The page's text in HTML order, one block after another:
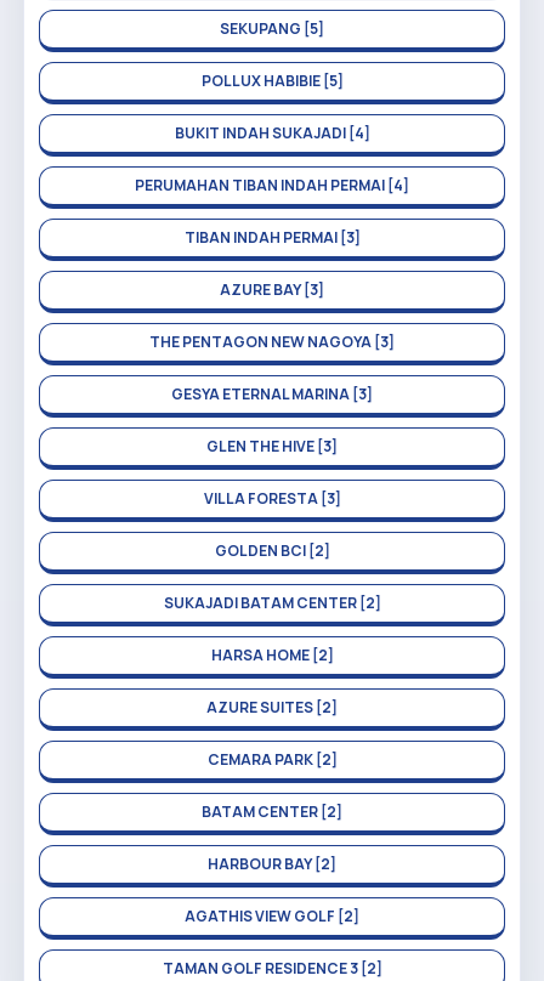
SEKUPANG [5]
POLLUX HABIBIE [5]
BUKIT INDAH SUKAJADI [4]
PERUMAHAN TIBAN INDAH PERMAI [4]
TIBAN INDAH PERMAI [3]
AZURE BAY [3]
THE PENTAGON NEW NAGOYA [3]
GESYA ETERNAL MARINA [3]
GLEN THE HIVE [3]
VILLA FORESTA [3]
GOLDEN BCI [2]
SUKAJADI BATAM CENTER [2]
HARSA HOME [2]
AZURE SUITES [2]
CEMARA PARK [2]
BATAM CENTER [2]
HARBOUR BAY [2]
AGATHIS VIEW GOLF [2]
TAMAN GOLF RESIDENCE 3 [2]